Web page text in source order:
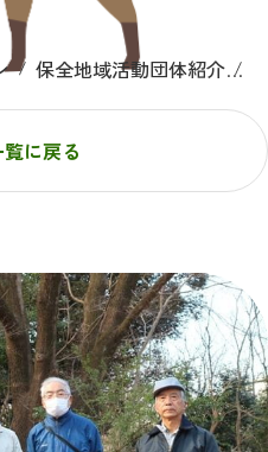
保全地域活動団体紹介
に戻る